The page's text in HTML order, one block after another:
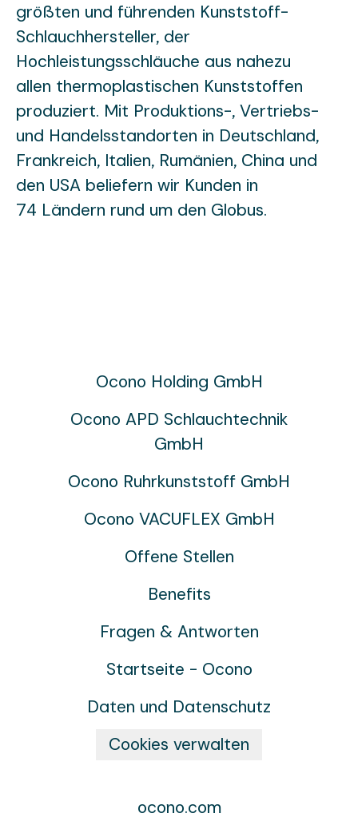
größten und führenden Kunststoff-
Schlauchhersteller, der
Hochleistungsschläuche aus nahezu
allen thermoplastischen Kunststoffen
produziert. Mit Produktions-, Vertriebs-
und Handelsstandorten in Deutschland,
Frankreich, Italien, Rumänien, China und
den USA beliefern wir Kunden in
74 Ländern rund um den Globus.
Ocono Holding GmbH
Ocono APD Schlauchtechnik
GmbH
Ocono Ruhrkunststoff GmbH
Ocono VACUFLEX GmbH
Offene Stellen
Benefits
Fragen & Antworten
Startseite - Ocono
Daten und Datenschutz
Cookies verwalten
ocono.com